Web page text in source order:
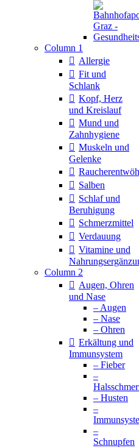
Column 1
Allergie
Fit und
Schlank
Kopf, Herz
und Kreislauf
Mund und
Zahnhygiene
Muskeln und
Gelenke
Salben
Schlaf und
Beruhigung
Schmerzmittel
Verdauung
Vitamine und
Column 2
Augen, Ohren
und Nase
– Augen
– Nase
– Ohren
Erkältung und
Immunsystem
– Fieber
–
– Husten
–
–
Schnupfen